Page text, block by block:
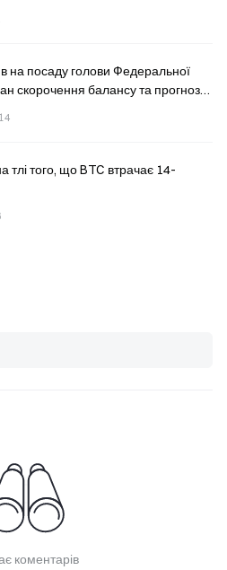
на посаду голови Федеральної
скорочення балансу та прогноз
тлі того, що BTC втрачає 14-
коментарів